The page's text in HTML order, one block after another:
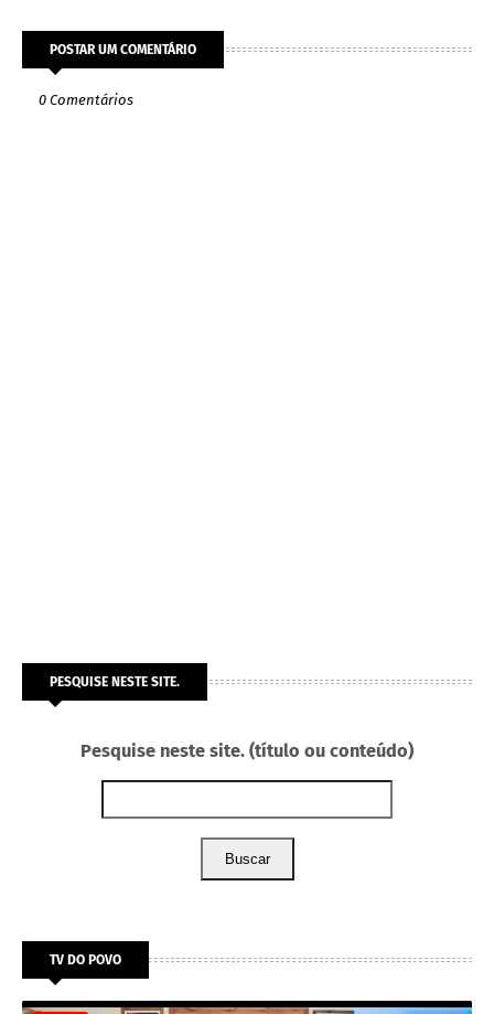
POSTAR UM COMENTÁRIO
0 Comentários
PESQUISE NESTE SITE.
Pesquise neste site. (título ou conteúdo)
Buscar
TV DO POVO